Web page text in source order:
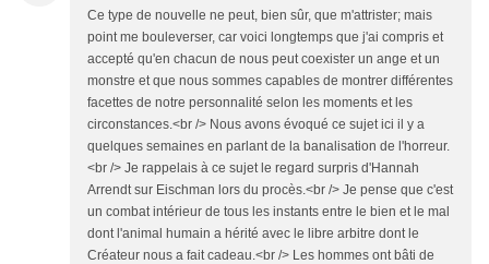
Ce type de nouvelle ne peut, bien sûr, que m'attrister; mais
point me bouleverser, car voici longtemps que j'ai compris et
accepté qu'en chacun de nous peut coexister un ange et un
monstre et que nous sommes capables de montrer différentes
facettes de notre personnalité selon les moments et les
circonstances.<br /> Nous avons évoqué ce sujet ici il y a
quelques semaines en parlant de la banalisation de l'horreur.
<br /> Je rappelais à ce sujet le regard surpris d'Hannah
Arrendt sur Eischman lors du procès.<br /> Je pense que c'est
un combat intérieur de tous les instants entre le bien et le mal
dont l'animal humain a hérité avec le libre arbitre dont le
Créateur nous a fait cadeau.<br /> Les hommes ont bâti de